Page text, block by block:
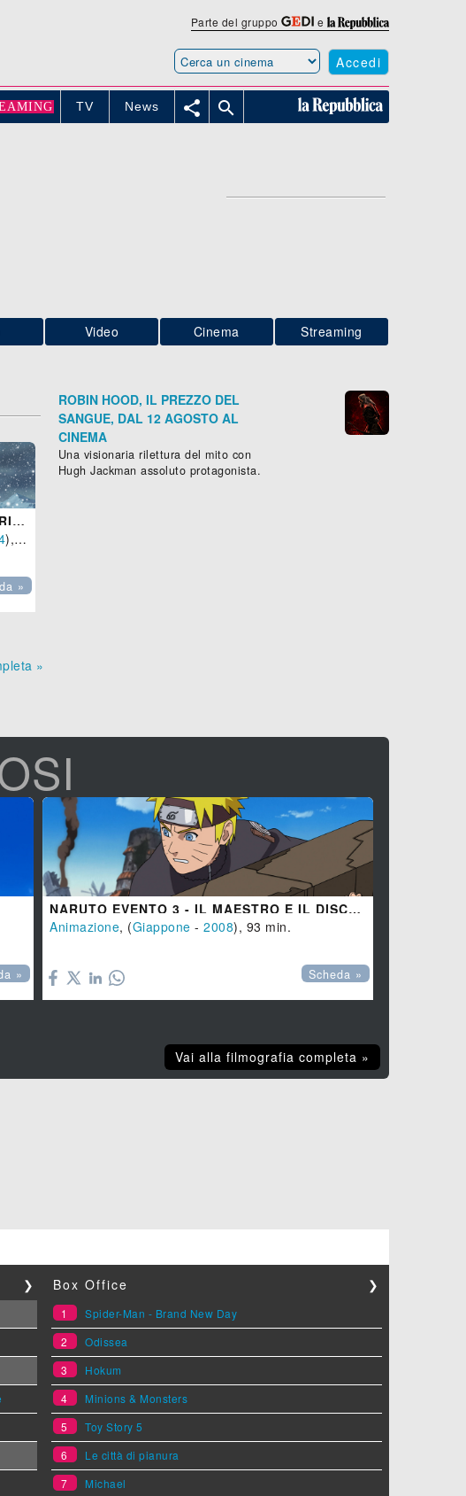
Parte del gruppo e
Accedi
TV News  
Video Cinema Streaming
NARUTO EVENTO 1 - LA PRIMAVERA NEL PAESE DELLA NEVE - LA LEGGENDA DELLA PIETRA GELEL
), 113 min.
»
»
ROBIN HOOD, IL PREZZO DEL
SANGUE, DAL 12 AGOSTO AL
CINEMA
Una visionaria rilettura del mito con
Hugh Jackman assoluto protagonista.
»
NARUTO EVENTO 3 - IL MAESTRO E IL DISCEPOLO - EREDI DELLA VOLONTÀ DEL FUOCO
Animazione, (Giappone - 2008), 93 min.
Scheda »
Vai alla filmografia completa »
❯ Box Office ❯
1
Spider-Man - Brand New Day
2
Odissea
3
Hokum
4
Minions & Monsters
5
Toy Story 5
6
Le città di pianura
7
Michael